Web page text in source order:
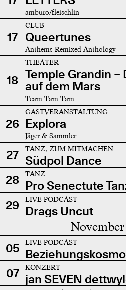
amburo/fleischlin
17
CLUB
Queertunes
Anthems Remixed Anthology
18
THEATER
Temple Grandin –
auf dem Mars
Team Tam Tam
26
GASTVERANSTALTUNG
Explora
Jäger & Sammler
27 TANZ, ZUM MITMACHEN
Südpol Dance
28
TANZ
Pro Senectute
29
LIVE-PODCAST
Drags Uncut
05 LIVE-PODCAST
07
KONZERT
jan SEVEN